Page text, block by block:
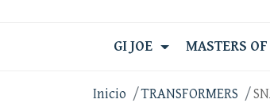
GI JOE MASTERS
Inicio TRANSFORMERS